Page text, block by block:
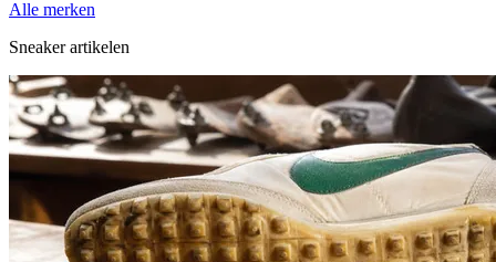
Alle merken
Sneaker artikelen